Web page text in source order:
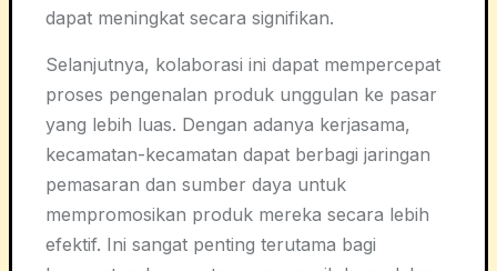
dapat meningkat secara signifikan.
Selanjutnya, kolaborasi ini dapat mempercepat
proses pengenalan produk unggulan ke pasar
yang lebih luas. Dengan adanya kerjasama,
kecamatan-kecamatan dapat berbagi jaringan
pemasaran dan sumber daya untuk
mempromosikan produk mereka secara lebih
efektif. Ini sangat penting terutama bagi